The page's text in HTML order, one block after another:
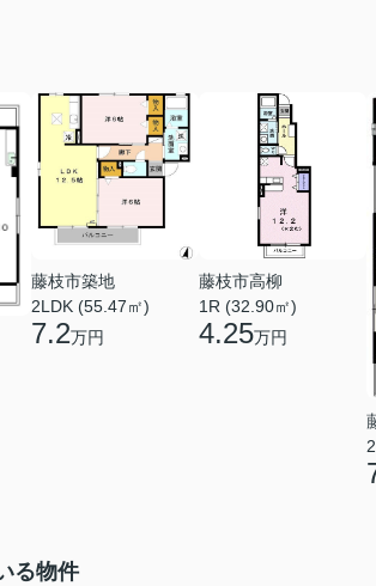
藤枝市築地
2LDK (55.47㎡)
7.2万円
藤枝市高柳
1R (32.90㎡)
4.25万円
る物件